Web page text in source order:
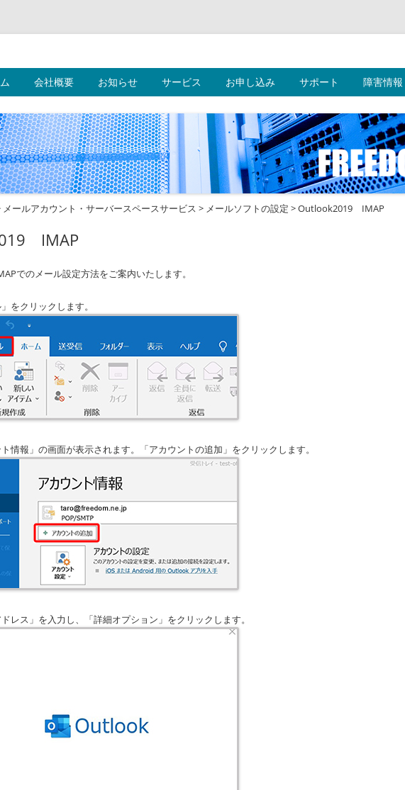
ネットワークス株式会社 コ
ン
テ
ン
へ
ス
キ
ッ
プ
会社概要 お知らせ サービス お申し込み サポート 障害情報
メールアカウント・サーバースペースサービス > メールソフトの設定 >Outlook2019 IMAP
IMAP
でのメール設定方法をご案内いたします。
をクリックします。
ト情報」の画面が表示されます。「アカウントの追加」をクリックします。
ドレス」を入力し、「詳細オプション」をクリックします。